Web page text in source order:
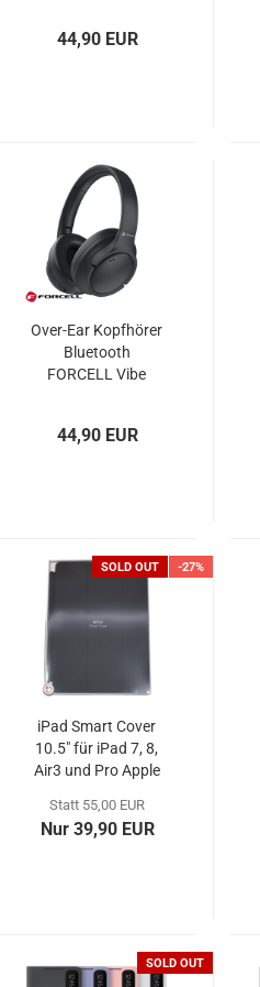
44,90 EUR
Over-Ear Kopfhörer
Bluetooth
FORCELL Vibe
44,90 EUR
SOLD OUT -27%
iPad Smart Cover
10.5" für iPad 7, 8,
Air3 und Pro Apple
Statt 55,00 EUR
Nur 39,90 EUR
SOLD OUT